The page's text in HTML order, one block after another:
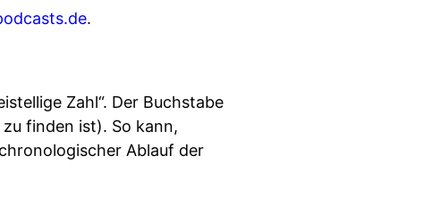
.
Zahl“. Der Buchstabe
finden ist). So kann,
Ablauf der